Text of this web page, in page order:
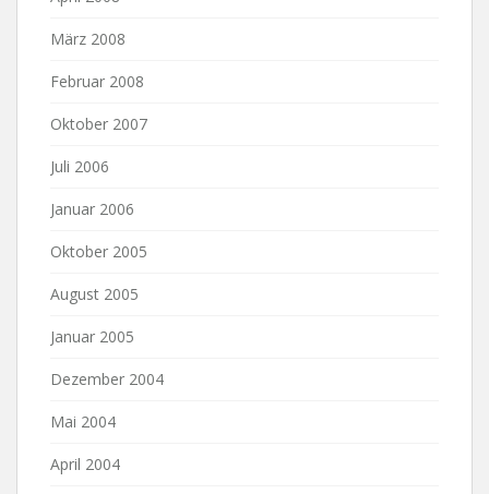
März 2008
Februar 2008
Oktober 2007
Juli 2006
Januar 2006
Oktober 2005
August 2005
Januar 2005
Dezember 2004
Mai 2004
April 2004